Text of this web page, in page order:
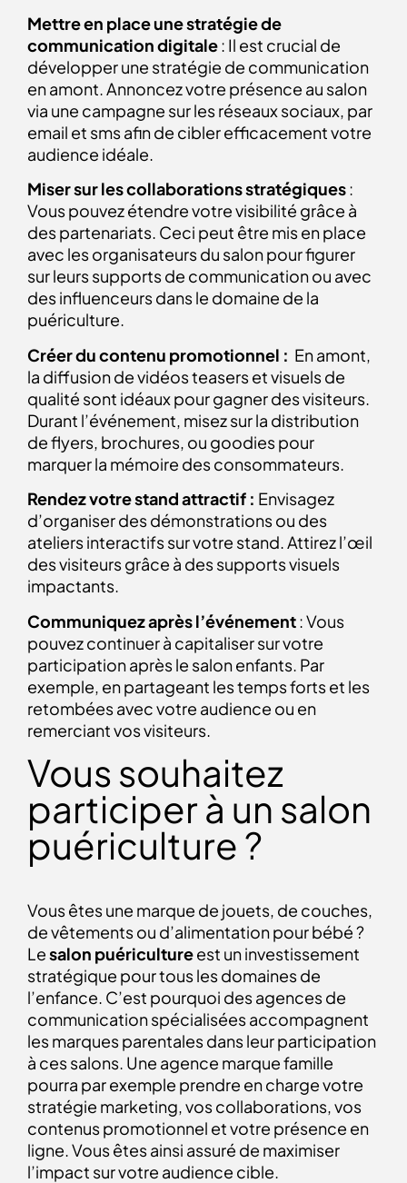
Mettre en place une stratégie de
communication digitale: Il est crucial de
développer une stratégie de communication
en amont. Annoncez votre présence au salon
via une campagne sur les réseaux sociaux, par
email et sms afin de cibler efficacement votre
audience idéale.
Miser sur les collaborations stratégiques:
Vous pouvez étendre votre visibilité grâce à
des partenariats. Ceci peut être mis en place
avec les organisateurs du salon pour figurer
sur leurs supports de communication ou avec
des influenceurs dans le domaine de la
puériculture.
Créer du contenu promotionnel : En amont,
la diffusion de vidéos teasers et visuels de
qualité sont idéaux pour gagner des visiteurs.
Durant l’événement, misez sur la distribution
de flyers, brochures, ou goodies pour
marquer la mémoire des consommateurs.
Rendez votre stand attractif : Envisagez
d’organiser des démonstrations ou des
ateliers interactifs sur votre stand. Attirez l’œil
des visiteurs grâce à des supports visuels
impactants.
Communiquez après l’événement: Vous
pouvez continuer à capitaliser sur votre
participation après le salon enfants. Par
exemple, en partageant les temps forts et les
retombées avec votre audience ou en
remerciant vos visiteurs.
Vous souhaitez
participer à un salon
puériculture ?
Vous êtes une marque de jouets, de couches,
de vêtements ou d’alimentation pour bébé ?
Lesalon puéricultureest uninvestissement
stratégique pour tous les domaines de
l’enfance. C’est pourquoi des agencesde
communication spécialisées accompagnent
les marques parentales dans leur participation
à ces salons. Une agence marque famille
pourra par exemple prendre en charge votre
stratégie marketing, vos collaborations, vos
contenus promotionnel et votre présence en
ligne. Vous êtes ainsi assuré de maximiser
l’impact sur votre audience cible.